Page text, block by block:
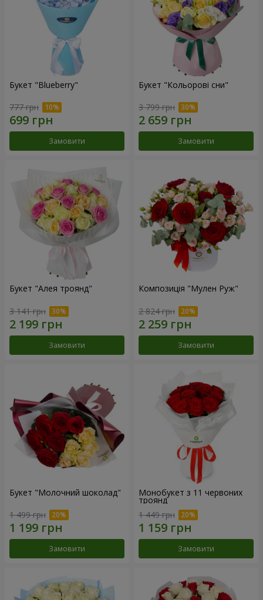
Букет "Blueberry"
777 грн
Замовити
Букет "Кольорові сни"
3 799 грн
Замовити
Букет "Алея троянд"
3 141 грн
Замовити
Композиція "Мулен Руж"
2 824 грн
Замовити
Букет "Молочний шоколад"
1 499 грн
Замовити
Монобукет з 11 червоних
троянд
1 449 грн
Замовити